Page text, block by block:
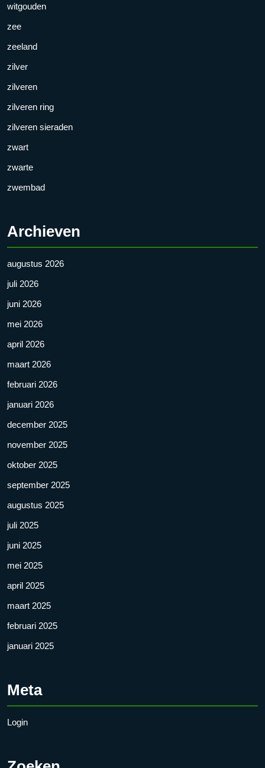
witgouden
zee
zeeland
zilver
zilveren
zilveren ring
zilveren sieraden
zwart
zwarte
zwembad
Archieven
augustus 2026
juli 2026
juni 2026
mei 2026
april 2026
maart 2026
februari 2026
januari 2026
december 2025
november 2025
oktober 2025
september 2025
augustus 2025
juli 2025
juni 2025
mei 2025
april 2025
maart 2025
februari 2025
januari 2025
Meta
Login